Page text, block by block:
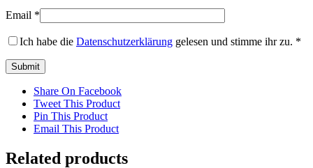
Email *
Ich habe die Datenschutzerklärung gelesen und stimme ihr zu. *
Share On Facebook
Tweet This Product
Pin This Product
Email This Product
Related products